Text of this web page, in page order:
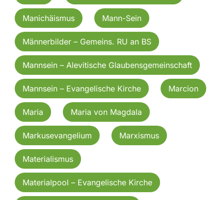
Manichäismus Mann-Sein
Männerbilder – Gemeins. RU an BS
Mannsein – Alevitische Glaubensgemeinschaft
Mannsein – Evangelische Kirche Marcion
Maria Maria von Magdala
Markusevangelium Marxismus
Materialismus
Materialpool – Evangelische Kirche